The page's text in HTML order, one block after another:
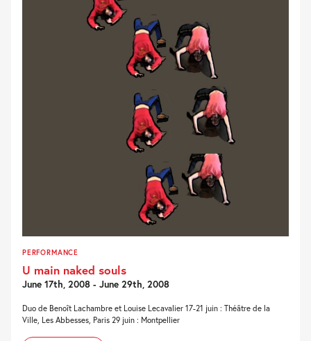
PERFORMANCE
U main naked souls
June 17th, 2008 - June 29th, 2008
Duo de Benoît Lachambre et Louise Lecavalier 17-21 juin : Théâtre de la
Ville, Les Abbesses, Paris 29 juin : Montpellier